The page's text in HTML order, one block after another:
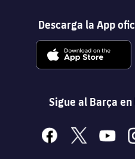
Descarga la App
Sigue al Barça
facebook
x youtube